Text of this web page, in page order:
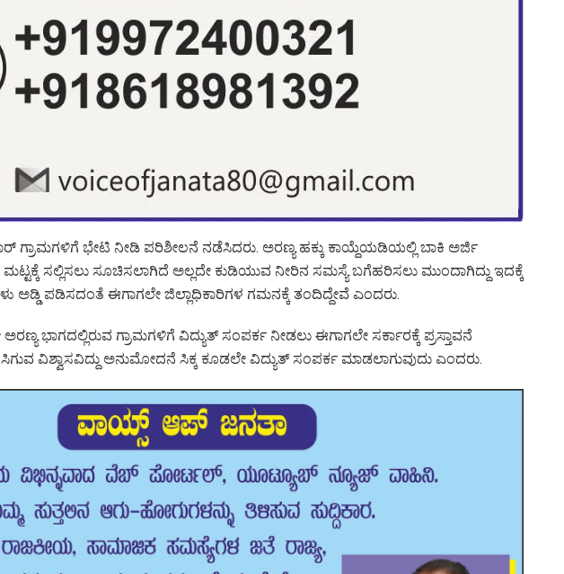
ಗ್ರಾಮಗಳಿಗೆ ಭೇಟಿ ನೀಡಿ ಪರಿಶೀಲನೆ ನಡೆಸಿದರು. ಅರಣ್ಯ ಹಕ್ಕು ಕಾಯ್ದೆಯಡಿಯಲ್ಲಿ ಬಾಕಿ ಅರ್ಜಿ
ಸಲ್ಲಿಸಲು ಸೂಚಿಸಲಾಗಿದೆ ಅಲ್ಲದೇ ಕುಡಿಯುವ ನೀರಿನ ಸಮಸ್ಯೆ ಬಗೆಹರಿಸಲು ಮುಂದಾಗಿದ್ದು ಇದಕ್ಕೆ
ಅಡ್ಡಿ ಪಡಿಸದಂತೆ ಈಗಾಗಲೇ ಜಿಲ್ಲಾಧಿಕಾರಿಗಳ ಗಮನಕ್ಕೆ ತಂದಿದ್ದೇವೆ ಎಂದರು.
ಭಾಗದಲ್ಲಿರುವ ಗ್ರಾಮಗಳಿಗೆ ವಿದ್ಯುತ್ ಸಂಪರ್ಕ ನೀಡಲು ಈಗಾಗಲೇ ಸರ್ಕಾರಕ್ಕೆ ಪ್ರಸ್ತಾವನೆ
ವಿಶ್ವಾಸವಿದ್ದು ಅನುಮೋದನೆ ಸಿಕ್ಕ ಕೂಡಲೇ ವಿದ್ಯುತ್ ಸಂಪರ್ಕ ಮಾಡಲಾಗುವುದು ಎಂದರು.